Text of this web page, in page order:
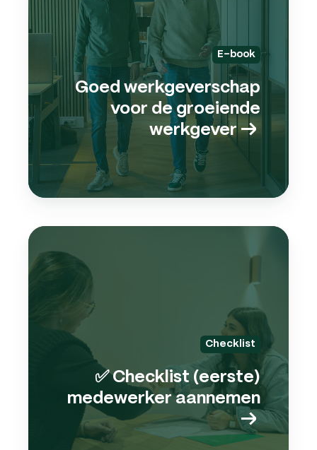
E-book
Goed werkgeverschap
voor de groeiende
werkgever→
Checklist
✅ Checklist (eerste)
medewerker aannemen
→